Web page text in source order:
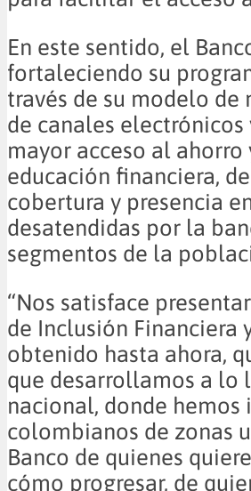
En este sentido, el
fortaleciendo su
través de su modelo
de canales
mayor acceso al
educación financiera,
cobertura y presencia
desatendidas por la
segmentos de la
“Nos satisface
de Inclusión Financiera
obtenido hasta ahora,
que desarrollamos a lo
nacional, donde
colombianos de zonas
Banco de quienes
cómo progresar, de